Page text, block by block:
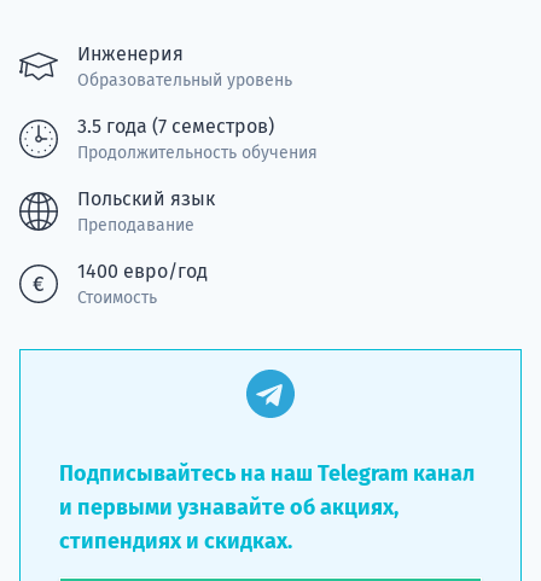
Инженерия
Образовательный уровень
3.5 года (7 семестров)
Продолжительность обучения
Польский язык
Преподавание
1400 евро/год
Стоимость
Подписывайтесь на наш Telegram канал
и первыми узнавайте об акциях,
стипендиях и скидках.